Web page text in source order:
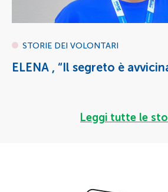
STORIE DEI VOLONTARI
ELENA , “Il segreto è
Leggi tutte le